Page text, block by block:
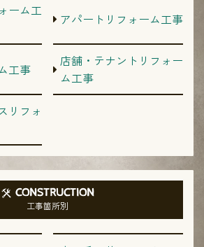
ーム工
アパートリフォーム工事
工事
店舗・テナントリフォー
ム工事
リフォ
CONSTRUCTION
工事箇所別